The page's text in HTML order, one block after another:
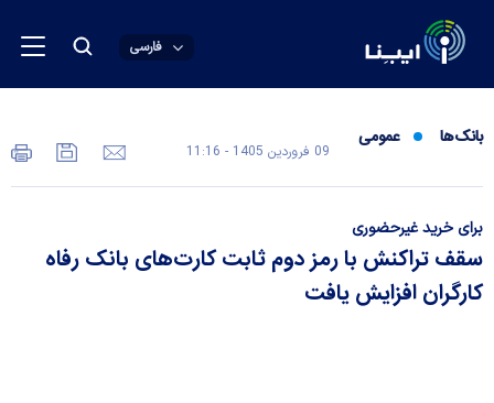
فارسی
بانک‌ها عمومی
09 فروردين 1405 - 11:16
برای خرید غیرحضوری
سقف تراکنش با رمز دوم ثابت کارت‌های بانک رفاه
کارگران افزایش یافت